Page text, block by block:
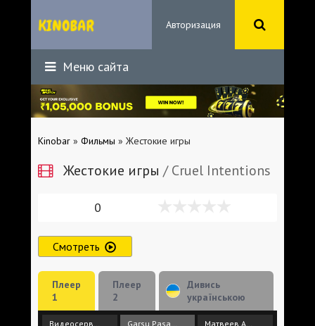
Авторизация
Меню сайта
Kinobar » Фильмы » Жестокие игры
Жестокие игры / Cruel Intentions
0
Смотреть
Плеер
1
Плеер
2
Дивись
українською